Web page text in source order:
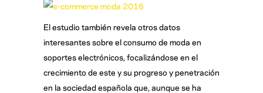
El estudio también revela otros datos
interesantes sobre el consumo de moda en
soportes electrónicos, focalizándose en el
crecimiento de este y su progreso y penetración
en la sociedad española que, aunque se ha